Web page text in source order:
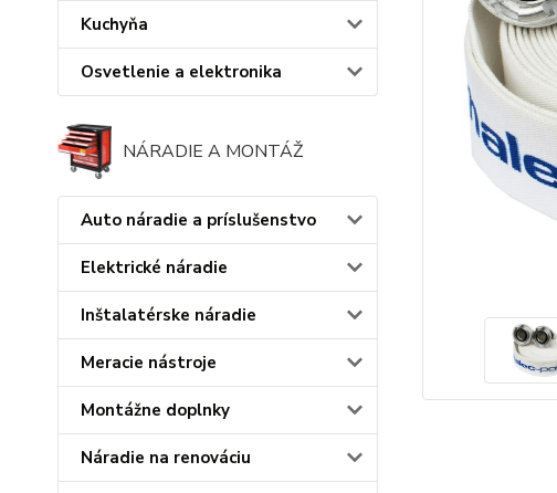
Kuchyňa
Osvetlenie a elektronika
NÁRADIE A MONTÁŽ
Auto náradie a príslušenstvo
Elektrické náradie
Inštalatérske náradie
Meracie nástroje
Montážne doplnky
Náradie na renováciu